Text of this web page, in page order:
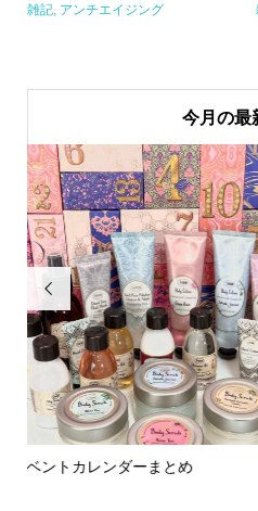
雑記, アンチエイジング
今月の最

2021アドベントカレンダー